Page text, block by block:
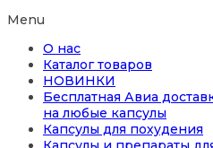
Menu
О нас
Каталог товаров
НОВИНКИ
Бесплатная Авиа
на любые капсулы
Капсулы для похудения